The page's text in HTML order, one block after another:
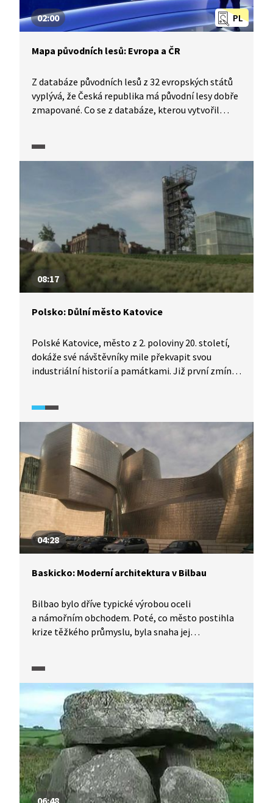
PL
02:00
Mapa původních lesů: Evropa a ČR
Z databáze původních lesů z 32 evropských států
vyplývá, že Česká republika má původní lesy dobře
zmapované. Co se z databáze, kterou vytvořil
také dozvědět?
08:17
Polsko: Důlní město Katovice
Polské Katovice, město z 2. poloviny 20. století,
dokáže své návštěvníky mile překvapit svou
industriální historií a památkami. Již první zmínky
železné rudy, ke které se později přidalo i černé
uhlí. Dnes jsou z původních 13 černouhelných dolů
v provozu jen 3. Některé průmyslové stavby tak
byly srovnány se zemí, jiné byly zdařile
revitalizovány a získaly novou funkci.
04:28
Baskicko: Moderní architektura v Bilbau
Bilbao bylo dříve typické výrobou oceli
a námořním obchodem. Poté, co město postihla
krize těžkého průmyslu, byla snaha jej
budova Guggenheimova muzea, za zmínku stojí
most přes řeku Nervión nebo dvojice výškových
budov představující přechod města z minulosti
do budoucnosti. V současnosti je Bilbao jedno
z nejnavštěvovanějších míst na Pyrenejském
poloostrově.
06:48